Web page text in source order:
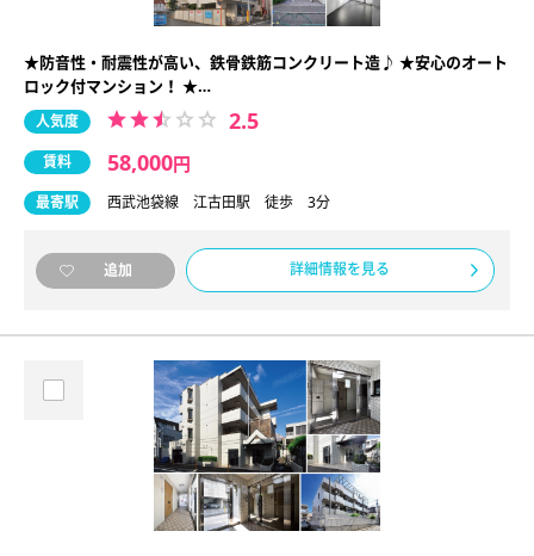
★防音性・耐震性が高い、鉄骨鉄筋コンクリート造♪ ★安心のオート
ロック付マンション！ ★…
人気度 2.5
賃料 58,000円
最寄駅 西武池袋線 江古田駅 徒歩 3分
追加 詳細情報を見る